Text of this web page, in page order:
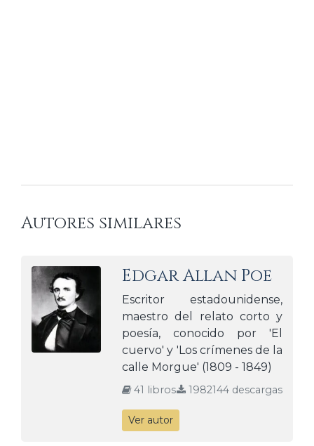
Autores similares
Edgar Allan Poe
Escritor estadounidense,
maestro del relato corto y
poesía, conocido por 'El
cuervo' y 'Los crímenes de la
calle Morgue' (1809 - 1849)
41 libros 1982144 descargas
Ver autor